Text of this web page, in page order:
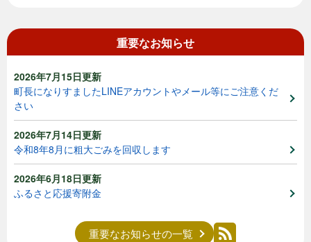
重要なお知らせ
2026年7月15日更新
町長になりすましたLINEアカウントやメール等にご注意くだ
さい
2026年7月14日更新
令和8年8月に粗大ごみを回収します
2026年6月18日更新
ふるさと応援寄附金
重要なお知らせの一覧